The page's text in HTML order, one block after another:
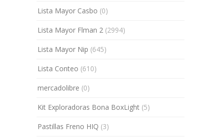
Lista Mayor Casbo (0)
Lista Mayor Flman 2 (2994)
Lista Mayor Nip (645)
Lista Conteo (610)
mercadolibre (0)
Kit Exploradoras Bona BoxLight (5)
Pastillas Freno HIQ (3)